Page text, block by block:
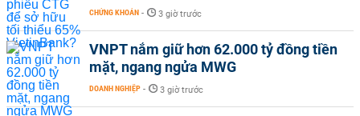
CHỨNG KHOÁN - 3 giờ trước
VNPT nắm giữ hơn 62.000 tỷ đồng tiền
mặt, ngang ngửa MWG
DOANH NGHIỆP - 3 giờ trước